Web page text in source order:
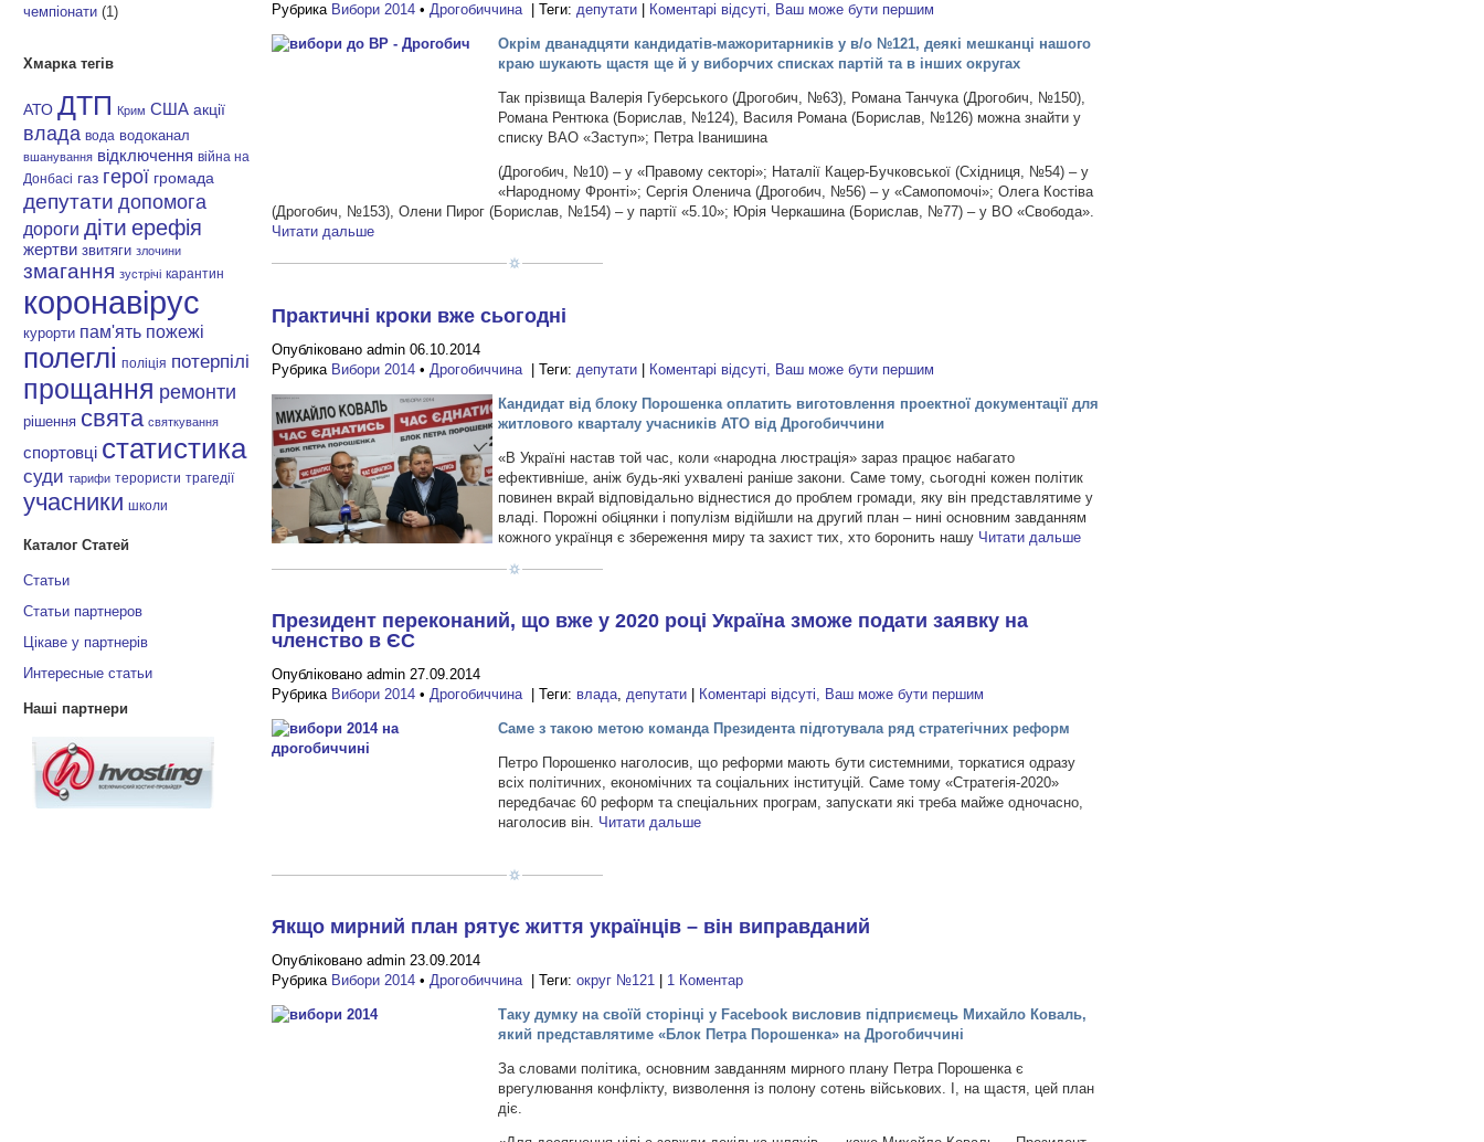
чемпіонати (1)
Хмарка тегів
АТО ДТП Крим США акції
влада вода водоканал
вшанування відключення війна на
Донбасі газ герої громада
депутати допомога
дороги діти ерефія
жертви звитяги злочини
змагання зустрічі карантин
коронавірус
курорти пам'ять пожежі
полеглі поліція потерпілі
прощання ремонти
рішення свята святкування
спортовці статистика
суди тарифи терористи трагедії
учасники школи
Каталог Статей
Статьи
Статьи партнеров
Цікаве у партнерів
Интересные статьи
Наші партнери
Рубрика Вибори 2014 •Дрогобиччина| Теги:депутати Коментарі відсуті, Ваш може бути першим
Окрім дванадцяти кандидатів-мажоритарників у в/о №121, деякі мешканці нашого
краю шукають щастя ще й у виборчих списках партій та в інших округах
Так прізвища Валерія Губерського (Дрогобич, №63), Романа Танчука (Дрогобич, №150),
Романа Рентюка (Борислав, №124), Василя Романа (Борислав, №126) можна знайти у
списку ВАО «Заступ»; Петра Іванишина
(Дрогобич, №10) – у «Правому секторі»; Наталії Кацер-Бучковської (Східниця, №54) – у
«Народному Фронті»; Сергія Оленича (Дрогобич, №56) – у «Самопомочі»; Олега Костіва
(Дрогобич, №153), Олени Пирог (Борислав, №154) – у партії «5.10»; Юрія Черкашина (Борислав, №77) – у ВО «Свобода».
Читати дальше
Практичні кроки вже сьогодні
Опубліковано admin 06.10.2014
Рубрика Вибори 2014 • Дрогобиччина | Теги: депутати | Коментарі відсуті, Ваш може бути першим
Кандидат від блоку Порошенка оплатить виготовлення проектної документації для
житлового кварталу учасників АТО від Дрогобиччини
«В Україні настав той час, коли «народна люстрація» зараз працює набагато
ефективніше, аніж будь-які ухвалені раніше закони. Саме тому, сьогодні кожен політик
повинен вкрай відповідально віднестися до проблем громади, яку він представлятиме у
владі. Порожні обіцянки і популізм відійшли на другий план – нині основним завданням
кожного українця є збереження миру та захист тих, хто боронить нашу Читати дальше
Президент переконаний, що вже у 2020 році Україна зможе подати заявку на
членство в ЄС
Опубліковано admin 27.09.2014
Рубрика Вибори 2014 • Дрогобиччина | Теги: влада депутати | Коментарі відсуті, Ваш може бути першим
Саме з такою метою команда Президента підготувала ряд стратегічних реформ
Петро Порошенко наголосив, що реформи мають бути системними, торкатися одразу
всіх політичних, економічних та соціальних інституцій. Саме тому «Стратегія-2020»
передбачає 60 реформ та спеціальних програм, запускати які треба майже одночасно,
наголосив він. Читати дальше
Якщо мирний план рятує життя українців – він виправданий
Опубліковано admin 23.09.2014
Рубрика Вибори 2014 • Дрогобиччина | Теги:округ №121 | 1 Коментар
Таку думку на своїй сторінці у Facebook висловив підприємець Михайло Коваль,
який представлятиме «Блок Петра Порошенка» на Дрогобиччині
За словами політика, основним завданням мирного плану Петра Порошенка є
врегулювання конфлікту, визволення із полону сотень військових. І, на щастя, цей план
діє.